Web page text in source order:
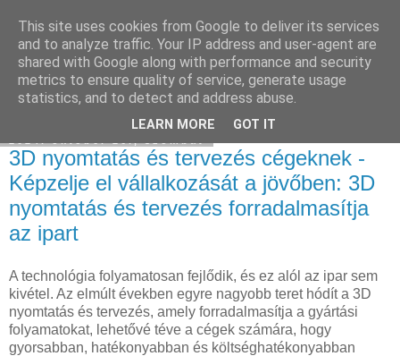
Használt Tesla
3D nyomtatás és tervezés cégeknek -
Képzelje el vállalkozását a jövőben: 3D
nyomtatás és tervezés forradalmasítja
az ipart
A technológia folyamatosan fejlődik, és ez alól az ipar sem
kivétel. Az elmúlt években egyre nagyobb teret hódít a 3D
nyomtatás és tervezés, amely forradalmasítja a gyártási
folyamatokat, lehetővé téve a cégek számára, hogy
gyorsabban, hatékonyabban és költséghatékonyabban
This site uses cookies from Google to deliver its services
and to analyze traffic. Your IP address and user-agent are
shared with Google along with performance and security
metrics to ensure quality of service, generate usage
statistics, and to detect and address abuse.
LEARN MORE GOT IT